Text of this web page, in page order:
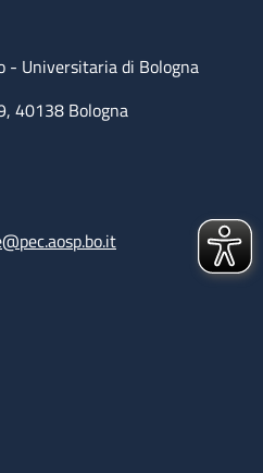
- Universitaria di Bologna
40138 Bologna